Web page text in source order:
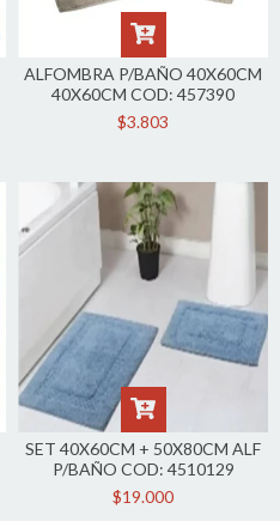
ALFOMBRA P/BAÑO 40X60CM
40X60CM COD: 457390
$3.803
SET 40X60CM + 50X80CM ALF
P/BAÑO COD: 4510129
$19.000